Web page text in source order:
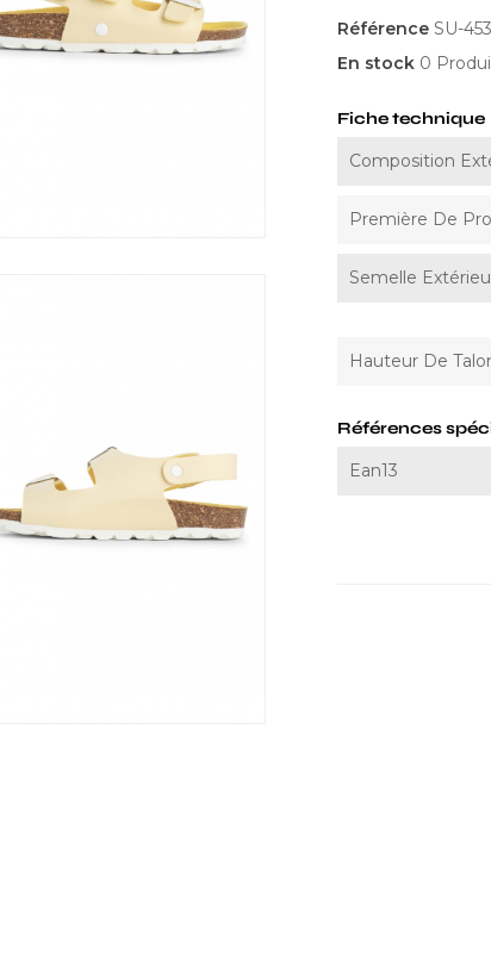
Référence SU-
En stock 0
Fiche technique
Composition
Première De
Semelle
Hauteur De
Références
Ean13